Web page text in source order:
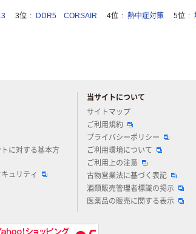
3位 DDR5 CORSAIR 4位 熱中症対策 5位
に対する基本方
ュリティ
当サイトについて
サイトマップ
ご利用規約
プライバシーポリシー
ご利用環境について
ご利用上の注意
古物営業法に基づく表記
酒類販売管理者標識の掲示
医薬品の販売に関する表示